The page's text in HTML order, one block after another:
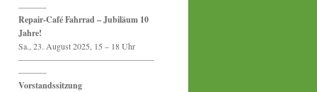
———-
Repair-Café Fahrrad – Jubiläum 10
Jahre!
Sa., 23. August 2025, 15 – 18 Uhr
————————————————
———-
Vorstandssitzung